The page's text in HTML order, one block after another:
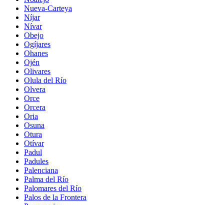
Nueva-Carteya
Níjar
Nívar
Obejo
Ogíjares
Ohanes
Ojén
Olivares
Olula del Río
Olvera
Orce
Orcera
Oria
Osuna
Otura
Otívar
Padul
Padules
Palenciana
Palma del Río
Palomares del Río
Palos de la Frontera